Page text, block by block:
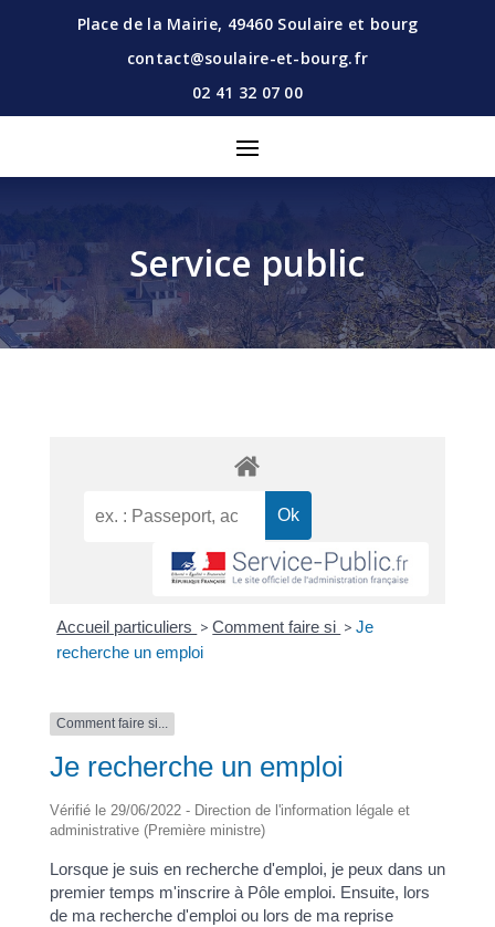
Place de la Mairie, 49460 Soulaire et bourg
contact@soulaire-et-bourg.fr
02 41 32 07 00
Service public
Accueil particuliers > Comment faire si > Je
recherche un emploi
Comment faire si...
Je recherche un emploi
Vérifié le 29/06/2022 - Direction de l'information légale et
administrative (Première ministre)
Lorsque je suis en recherche d'emploi, je peux dans un
premier temps m'inscrire à Pôle emploi. Ensuite, lors
de ma recherche d'emploi ou lors de ma reprise